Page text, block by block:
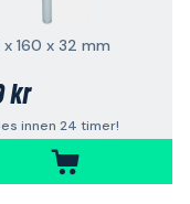
160 x 32 mm
kr
innen 24 timer!